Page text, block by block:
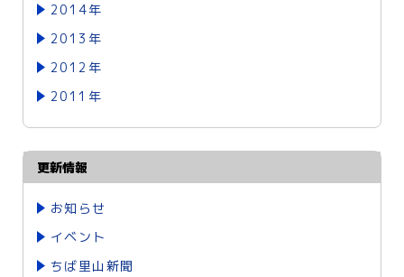
2014年
2013年
2012年
2011年
更新情報
お知らせ
イベント
ちば里山新聞